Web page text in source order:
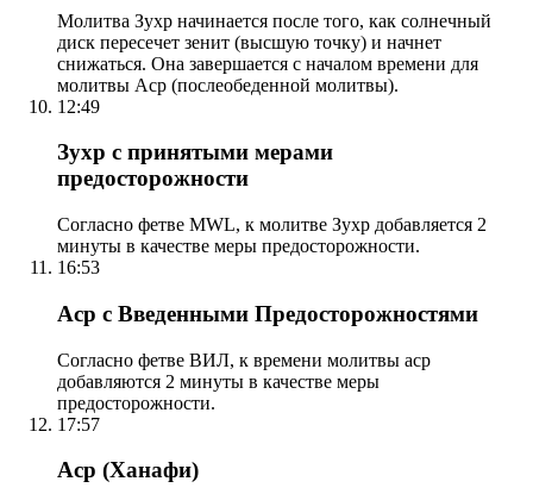
Молитва Зухр начинается после того, как солнечный
диск пересечет зенит (высшую точку) и начнет
снижаться. Она завершается с началом времени для
молитвы Аср (послеобеденной молитвы).
12:49
Зухр с принятыми мерами
предосторожности
Согласно фетве MWL, к молитве Зухр добавляется 2
минуты в качестве меры предосторожности.
16:53
Аср с Введенными Предосторожностями
Согласно фетве ВИЛ, к времени молитвы аср
добавляются 2 минуты в качестве меры
предосторожности.
17:57
Аср (Ханафи)